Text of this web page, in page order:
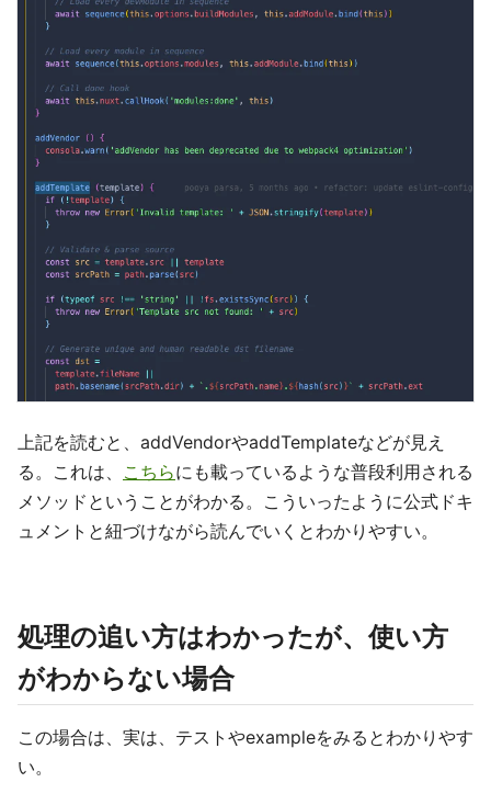
上記を読むと、addVendorやaddTemplateなどが見え
る。これは、 こちらにも載っているような普段利用される
メソッドということがわかる。こういったように公式ドキ
ュメントと紐づけながら読んでいくとわかりやすい。
処理の追い方はわかったが、使い方
がわからない場合
この場合は、実は、テストやexampleをみるとわかりやす
い。